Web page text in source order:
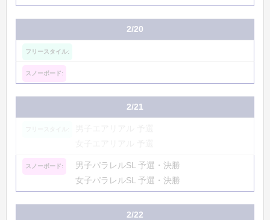
2/20
2/21
男子パラレルSL 予選・決勝
女子パラレルSL 予選・決勝
2/22